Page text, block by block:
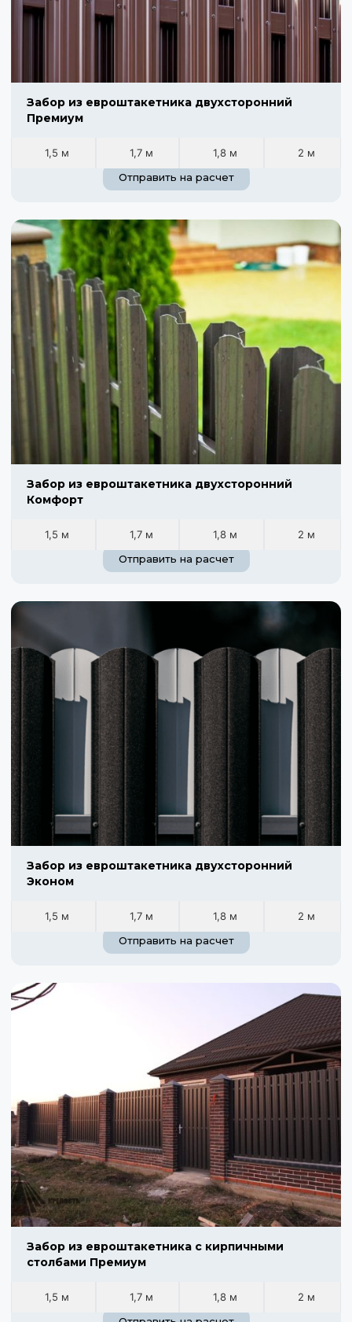
Забор из евроштакетника двухсторонний
Премиум
1,5 м 1,7 м 1,8 м
2 м
Отправить на расчет
Забор из евроштакетника двухсторонний
Комфорт
1,5 м 1,7 м 1,8 м
2 м
Отправить на расчет
Забор из евроштакетника двухсторонний
Эконом
1,5 м 1,7 м 1,8 м
2 м
Отправить на расчет
Забор из евроштакетника с кирпичными
столбами Премиум
1,5 м 1,7 м 1,8 м
2 м